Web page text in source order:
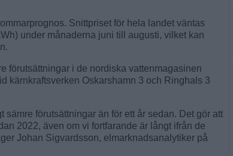
Snittpriset för hela landet väntas
under månaderna juni till augusti, vilket kan
förutsättningar i de nordiska vattenmagasinen
kärnkraftsverken Oskarshamn 3 och Ringhals 3
förutsättningar än för ett år sedan. Det gör att
2022, även om vi fortfarande är långt ifrån de
Johan Sigvardsson, elmarknadsanalytiker på